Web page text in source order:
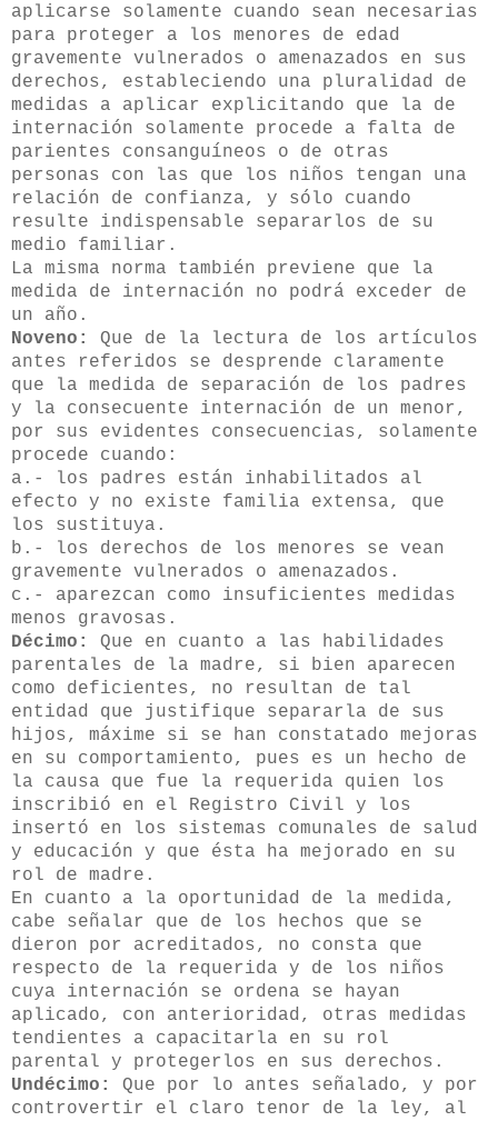
aplicarse solamente cuando sean necesarias
para proteger a los menores de edad
gravemente vulnerados o amenazados en sus
derechos, estableciendo una pluralidad de
medidas a aplicar explicitando que la de
internación solamente procede a falta de
parientes consanguíneos o de otras
personas con las que los niños tengan una
relación de confianza, y sólo cuando
resulte indispensable separarlos de su
medio familiar.
La misma norma también previene que la
medida de internación no podrá exceder de
un año.
Noveno: Que de la lectura de los artículos
antes referidos se desprende claramente
que la medida de separación de los padres
y la consecuente internación de un menor,
por sus evidentes consecuencias, solamente
procede cuando:
a.- los padres están inhabilitados al
efecto y no existe familia extensa, que
los sustituya.
b.- los derechos de los menores se vean
gravemente vulnerados o amenazados.
c.- aparezcan como insuficientes medidas
menos gravosas.
Décimo: Que en cuanto a las habilidades
parentales de la madre, si bien aparecen
como deficientes, no resultan de tal
entidad que justifique separarla de sus
hijos, máxime si se han constatado mejoras
en su comportamiento, pues es un hecho de
la causa que fue la requerida quien los
inscribió en el Registro Civil y los
insertó en los sistemas comunales de salud
y educación y que ésta ha mejorado en su
rol de madre.
En cuanto a la oportunidad de la medida,
cabe señalar que de los hechos que se
dieron por acreditados, no consta que
respecto de la requerida y de los niños
cuya internación se ordena se hayan
aplicado, con anterioridad, otras medidas
tendientes a capacitarla en su rol
parental y protegerlos en sus derechos.
Undécimo: Que por lo antes señalado, y por
controvertir el claro tenor de la ley, al